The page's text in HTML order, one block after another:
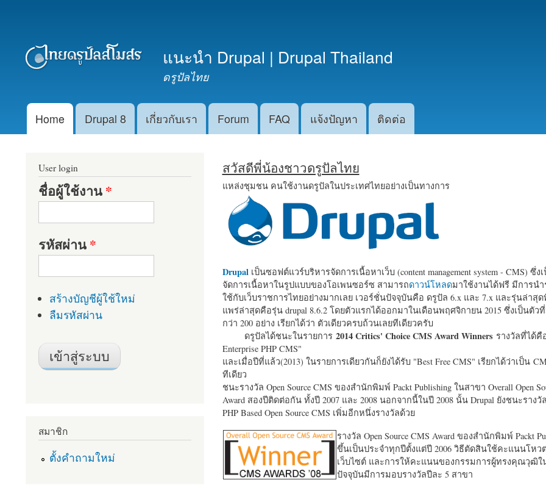
หลัก
แนะนำ Drupal | Drupal Thailand
ดรูปัลไทย
Main menu
Home Drupal 8 เกี่ยวกับเรา Forum FAQ แจ้งปัญหา ติดต่อ
สวัสดีพี่น้องชาวดรูปัลไทย
แหล่งชุมชน คนใช้งานดรูปัลในประเทศไทยอย่างเป็นทางการ
Drupalเป็นซอฟต์แวร์บริหารจัดการเนื้อหาเว็บ (content management system - CMS) ซึ่ง
จัดการเนื้อหาในรูปแบบของโอเพนซอร์ซ สามารถดาวน์โหลดมาใช้งานได้ฟรี มีการน
ใช้กับเว็บราชการไทยอย่างมากเลย เวอร์ชั่นปัจจุบันคือ ดรูปัล 6.x และ 7.x และรุ่นล่าสุด
แพร่ล่าสุดคือรุ่น drupal 8.6.2 โดยตัวแรกได้ออกมาในเดือนพฤศจิกายน 2015 ซึ่งเป็นตั
กว่า 200 อย่าง เรียกได้ว่า ตัวเดียวครบถ้วนเลยทีเดียวครับ
ดรูปัลได้ชนะในรายการ 2014 Critics' Choice CMS Award Winners รางวัลที่ได้คื
Enterprise PHP CMS"
และเมื่อปีที่แล้ว(2013) ในรายการเดียวกันก็ยังได้รับ "Best Free CMS" เรียกได้ว่าเป็น
ทีเดียว
ชนะรางวัล Open Source CMS ของสำนักพิมพ์ Packt Publishing ในสาขา Overall Open
Award สองปีติดต่อกัน ทั้งปี 2007 และ 2008 นอกจากนี้ในปี 2008 นั้น Drupal ยังชนะรางวั
PHP Based Open Source CMS เพิ่มอีกหนึ่งรางวัลด้วย
รางวัล Open Source CMS Award ของสำนักพิมพ์ Packt
ขึ้นเป็นประจำทุกปีตั้งแต่ปี 2006 วิธีตัดสินใช้คะแนนโหว
เว็บไซต์ และการให้คะแนนของกรรมการผู้ทรงคุณวุฒิใ
ปัจจุบันมีการมอบรางวัลปีละ 5 สาขา
User login
ชื่อผู้ใช้งาน*
รหัสผ่าน*
สร้างบัญชีผู้ใช้ใหม่
ลืมรหัสผ่าน
สมาชิก
ตั้งคำถามใหม่